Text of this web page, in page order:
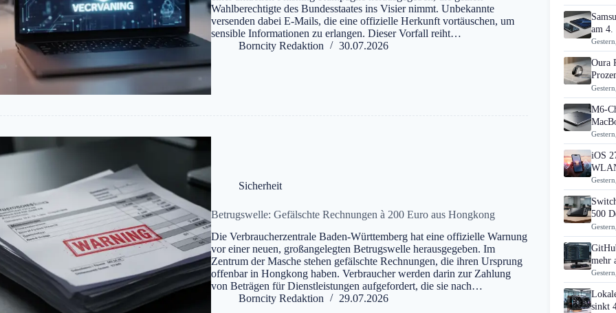
Wahlberechtigte des Bundesstaates ins Visier nimmt. Unbekannte
versenden dabei E-Mails, die eine offizielle Herkunft vortäuschen, um
sensible Informationen zu erlangen. Dieser Vorfall reiht…
Borncity Redaktion
30.07.2026
Sicherheit
Betrugswelle: Gefälschte Rechnungen à 200 Euro aus Hongkong
Die Verbraucherzentrale Baden-Württemberg hat eine offizielle Warnung
vor einer neuen, großangelegten Betrugswelle herausgegeben. Im
Zentrum der Masche stehen gefälschte Rechnungen, die ihren Ursprung
offenbar in Hongkong haben. Verbraucher werden darin zur Zahlung
von Beträgen für Dienstleistungen aufgefordert, die sie nach…
Borncity Redaktion
29.07.2026
am 4.
Oura
M6-
iOS
500
mehr
sinkt